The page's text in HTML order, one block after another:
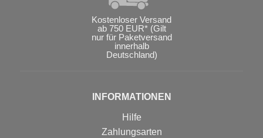
Kostenloser Versand
ab 750 EUR* (Gilt
nur für Paketversand
innerhalb
Deutschland)
INFORMATIONEN
Hilfe
Zahlungsarten